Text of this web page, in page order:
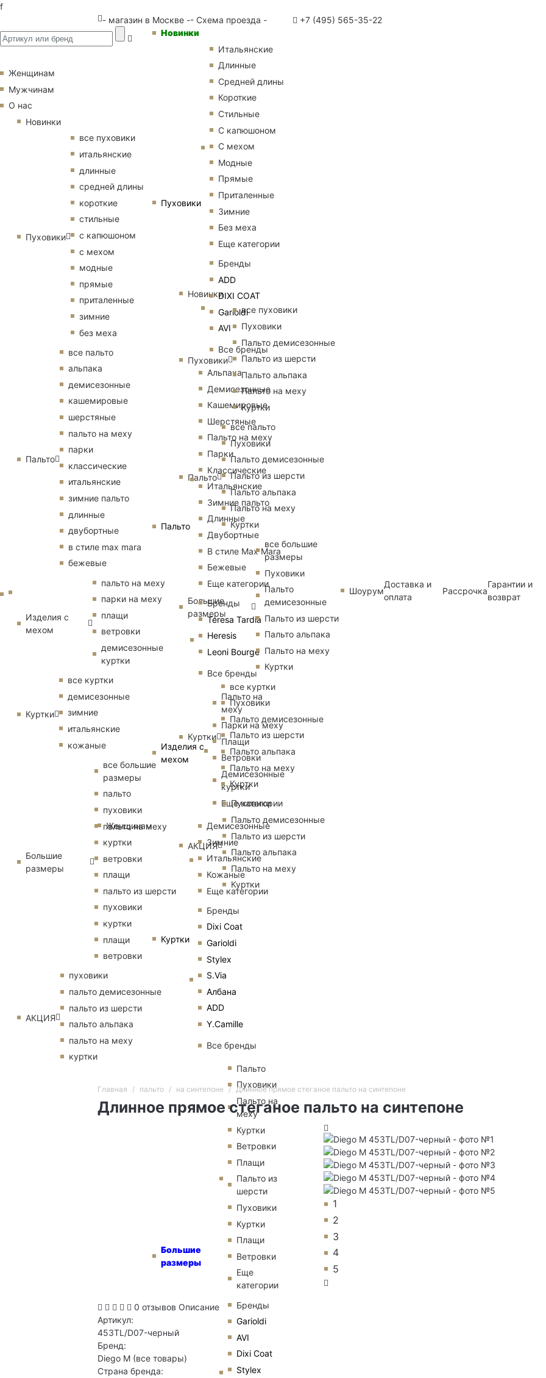
f
- магазин в Москве -- Схема проезда - +7 (495) 565-35-22
Женщинам
Новинки
Пуховики
Итальянские
Длинные
Средней длины
Короткие
Стильные
С капюшоном
С мехом
Модные
Прямые
Приталенные
Зимние
Без меха
Еще категории
Бренды
ADD
DIXI COAT
Garioldi
AVI
Все бренды
Пальто
Альпака
Демисезонные
Кашемировые
Шерстяные
Пальто на меху
Парки
Классические
Итальянские
Зимние пальто
Длинные
Двубортные
В стиле Max Mara
Бежевые
Еще категории
Бренды
Teresa Tardia
Heresis
Leoni Bourge
Все бренды
Изделия с
мехом
Пальто на
меху
Парки на меху
Плащи
Ветровки
Демисезонные
куртки
Еще категории
Куртки
Демисезонные
Зимние
Итальянские
Кожаные
Еще категории
Бренды
Dixi Coat
Garioldi
Stylex
S.Via
Албана
ADD
Y.Camille
Все бренды
Большие
размеры
Пальто
Пуховики
Пальто на
меху
Куртки
Ветровки
Плащи
Пальто из
шерсти
Пуховики
Куртки
Плащи
Ветровки
Еще
категории
Бренды
Garioldi
AVI
Dixi Coat
Stylex
Женщинам
Мужчинам
О нас
Новинки
Пуховики
все пуховики
итальянские
длинные
средней длины
короткие
стильные
с капюшоном
с мехом
модные
прямые
приталенные
зимние
без меха
Пальто
все пальто
альпака
демисезонные
кашемировые
шерстяные
пальто на меху
парки
классические
итальянские
зимние пальто
длинные
двубортные
в стиле max mara
бежевые
Изделия с
мехом
пальто на меху
парки на меху
плащи
ветровки
демисезонные
куртки
Куртки
все куртки
демисезонные
зимние
итальянские
кожаные
Большие
размеры
все большие
размеры
пальто
пуховики
пальто на меху
куртки
ветровки
плащи
пальто из шерсти
пуховики
куртки
плащи
ветровки
АКЦИЯ
пуховики
пальто демисезонные
пальто из шерсти
пальто альпака
пальто на меху
куртки
Новинки
Пуховики
все пуховики
Пуховики
Пальто демисезонные
Пальто из шерсти
Пальто альпака
Пальто на меху
Куртки
Пальто
все пальто
Пуховики
Пальто демисезонные
Пальто из шерсти
Пальто альпака
Пальто на меху
Куртки
Большие
размеры
все большие
размеры
Пуховики
Пальто
демисезонные
Пальто из шерсти
Пальто альпака
Пальто на меху
Куртки
Куртки
все куртки
Пуховики
Пальто демисезонные
Пальто из шерсти
Пальто альпака
Пальто на меху
Куртки
АКЦИЯ
Пуховики
Пальто демисезонные
Пальто из шерсти
Пальто альпака
Пальто на меху
Куртки
Шоурум
Доставка и
оплата
Рассрочка
Гарантии и
возврат
Главная пальто на синтепоне Длинное прямое стеганое пальто на синтепоне
Длинное прямое стеганое пальто на синтепоне
1
2
3
4
5
0 отзывов Описание
Артикул:
453TL/D07-черный
Бренд:
Diego M (все товары)
Страна бренда: